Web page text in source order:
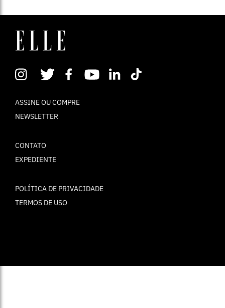
ASSINE OU COMPRE
NEWSLETTER
CONTATO
EXPEDIENTE
POLÍTICA DE PRIVACIDADE
TERMOS DE USO